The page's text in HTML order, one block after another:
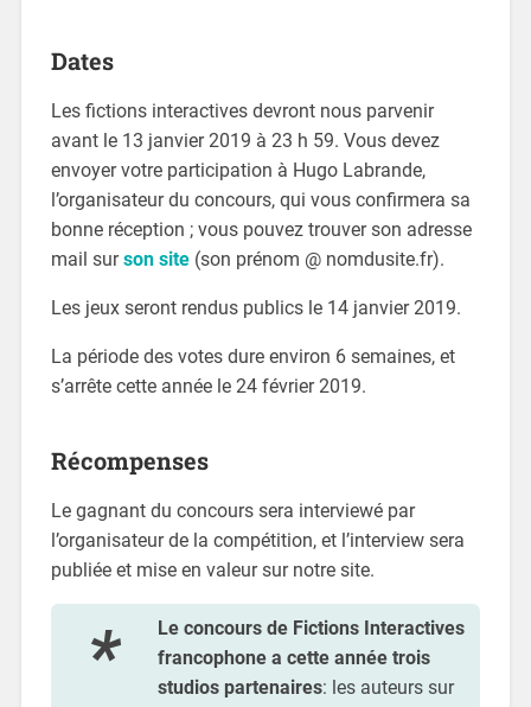
Dates
Les fictions interactives devront nous parvenir
avant le 13 janvier 2019 à 23 h 59. Vous devez
envoyer votre participation à Hugo Labrande,
l’organisateur du concours, qui vous confirmera sa
bonne réception ; vous pouvez trouver son adresse
mail surson site(son prénom @ nomdusite.fr).
Les jeux seront rendus publics le 14 janvier 2019.
La période des votes dure environ 6 semaines, et
s’arrête cette année le 24 février 2019.
Récompenses
Le gagnant du concours sera interviewé par
l’organisateur de la compétition, et l’interview sera
publiée et mise en valeur sur notre site.
Le concours de Fictions Interactives
francophone a cette année trois
studios partenaires: les auteurs sur